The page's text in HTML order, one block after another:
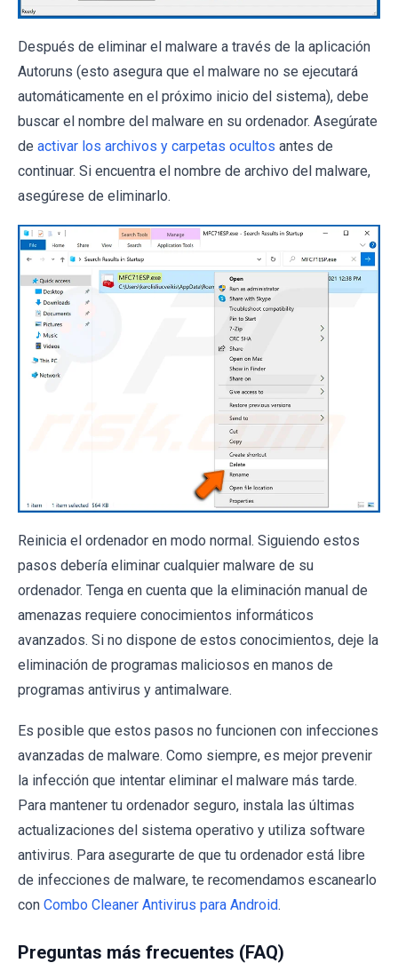
Después de eliminar el malware a través de la aplicación
Autoruns (esto asegura que el malware no se ejecutará
automáticamente en el próximo inicio del sistema), debe
buscar el nombre del malware en su ordenador. Asegúrate
de activar los archivos y carpetas ocultos antes de
continuar. Si encuentra el nombre de archivo del malware,
asegúrese de eliminarlo.
Reinicia el ordenador en modo normal. Siguiendo estos
pasos debería eliminar cualquier malware de su
ordenador. Tenga en cuenta que la eliminación manual de
amenazas requiere conocimientos informáticos
avanzados. Si no dispone de estos conocimientos, deje la
eliminación de programas maliciosos en manos de
programas antivirus y antimalware.
Es posible que estos pasos no funcionen con infecciones
avanzadas de malware. Como siempre, es mejor prevenir
la infección que intentar eliminar el malware más tarde.
Para mantener tu ordenador seguro, instala las últimas
actualizaciones del sistema operativo y utiliza software
antivirus. Para asegurarte de que tu ordenador está libre
de infecciones de malware, te recomendamos escanearlo
con Combo Cleaner Antivirus para Android.
Preguntas más frecuentes (FAQ)